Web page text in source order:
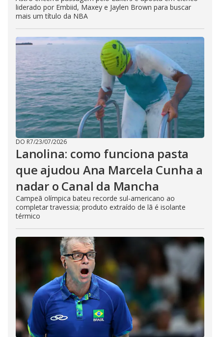
liderado por Embiid, Maxey e Jaylen Brown para buscar
mais um título da NBA
DO R7/23/07/2026
Lanolina: como funciona pasta
que ajudou Ana Marcela Cunha a
nadar o Canal da Mancha
Campeã olímpica bateu recorde sul-americano ao
completar travessia; produto extraído de lã é isolante
térmico